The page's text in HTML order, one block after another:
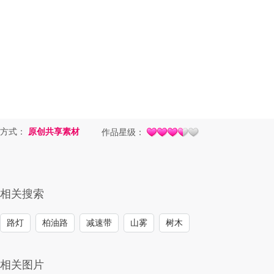
方式： 原创共享素材 作品星级：
相关搜索
路灯 柏油路 减速带 山雾 树木
相关图片